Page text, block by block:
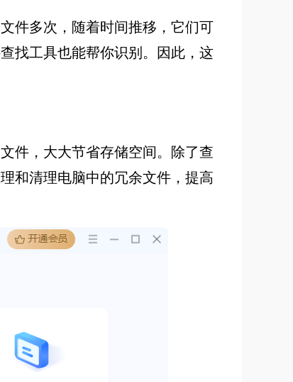
件多次，随着时间推移，它们可
找工具也能帮你识别。因此，这
件，大大节省存储空间。除了查
和清理电脑中的冗余文件，提高